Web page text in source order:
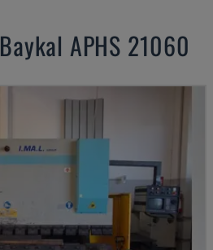
Baykal APHS 21060